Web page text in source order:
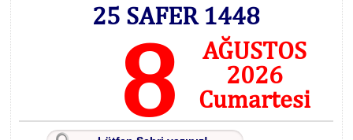
25 SAFER 1448
8
AĞUSTOS
2026
Cumartesi